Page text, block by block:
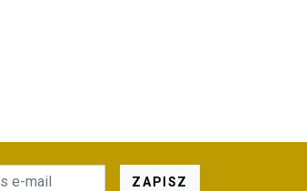
ZAPISZ